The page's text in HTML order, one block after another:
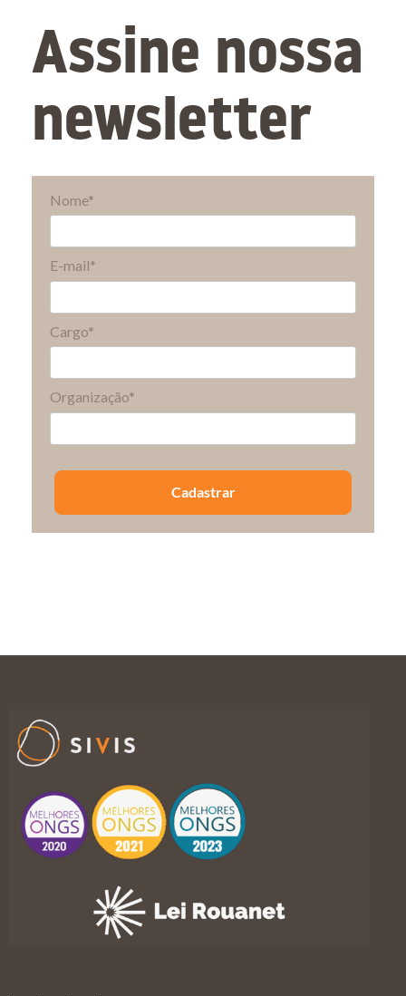
Assine nossa
newsletter
Nome*
E-mail*
Cargo*
Organização*
Cadastrar